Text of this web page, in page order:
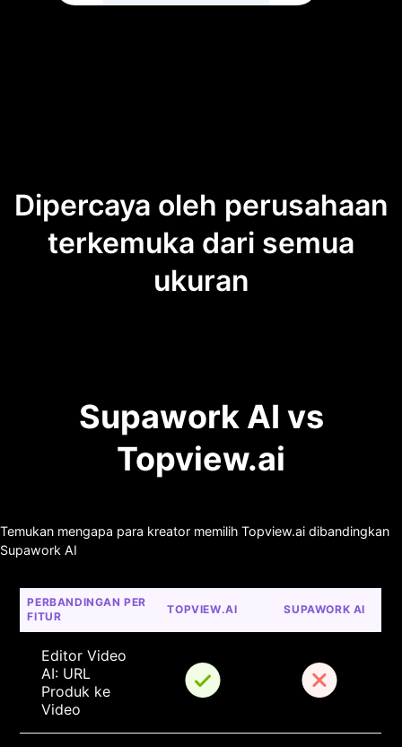
Dipercaya oleh perusahaan
terkemuka dari semua
ukuran
Supawork AI vs
Topview.ai
Temukan mengapa para kreator memilih Topview.ai dibandingkan
Supawork AI
PERBANDINGAN PER
FITUR
TOPVIEW.AI SUPAWORK AI
Editor Video
AI: URL
Produk ke
Video